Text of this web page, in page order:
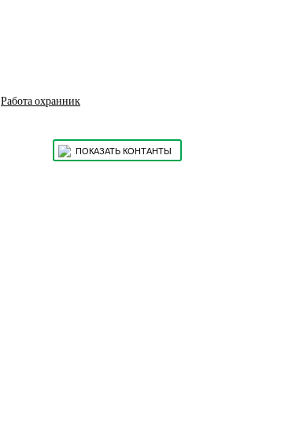
Работа охранник
ПОКАЗАТЬ КОНТАНТЫ